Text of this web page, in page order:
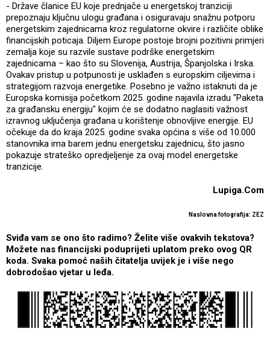
- Države članice EU koje prednjače u energetskoj tranziciji
prepoznaju ključnu ulogu građana i osiguravaju snažnu potporu
energetskim zajednicama kroz regulatorne okvire i različite oblike
financijskih poticaja. Diljem Europe postoje brojni pozitivni primjeri
zemalja koje su razvile sustave podrške energetskim
zajednicama – kao što su Slovenija, Austrija, Španjolska i Irska.
Ovakav pristup u potpunosti je usklađen s europskim ciljevima i
strategijom razvoja energetike. Posebno je važno istaknuti da je
Europska komisija početkom 2025. godine najavila izradu "Paketa
za građansku energiju" kojim će se dodatno naglasiti važnost
izravnog uključenja građana u korištenje obnovljive energije. EU
očekuje da do kraja 2025. godine svaka općina s više od 10.000
stanovnika ima barem jednu energetsku zajednicu, što jasno
pokazuje strateško opredjeljenje za ovaj model energetske
tranzicije.
Lupiga.Com
Naslovna fotografija: ZEZ
Sviđa vam se ono što radimo? Želite više ovakvih tekstova?
Možete nas financijski poduprijeti uplatom preko ovog QR
koda. Svaka pomoć naših čitatelja uvijek je i više nego
dobrodošao vjetar u leđa.